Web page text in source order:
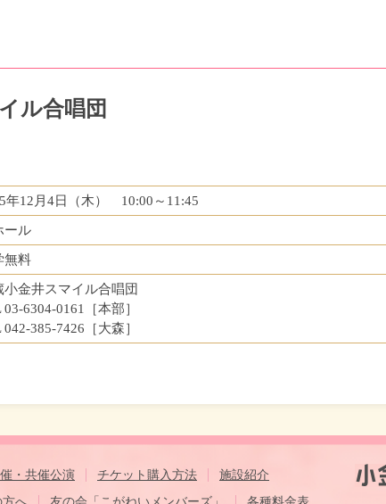
ル合唱団
年12月4日（木） 10:00～11:45
ール
無料
小金井スマイル合唱団
03-6304-0161［本部］
042-385-7426［大森］
・共催公演 チケット購入方法
施設紹介